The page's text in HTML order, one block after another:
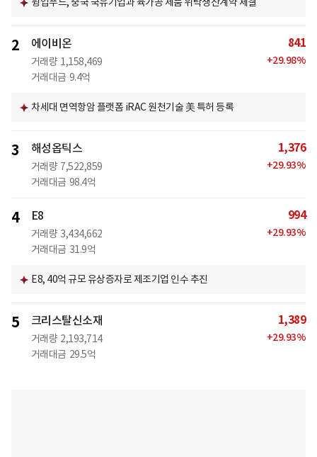
2 에이비온
거래량 1,158,469
거래대금 9.4억
841
+29.98%
차세대 면역항암 플랫폼 iRAC 원천기술 美 특허 등록
3 해성옵틱스
거래량 7,522,859
거래대금 98.4억
1,376
+29.93%
4 E8
거래량 3,434,662
거래대금 31.9억
994
+29.93%
E8, 40억 규모 유상증자로 제조기업 인수 추진
5 크리스탈신소재
거래량 2,193,714
거래대금 29.5억
1,389
+29.93%